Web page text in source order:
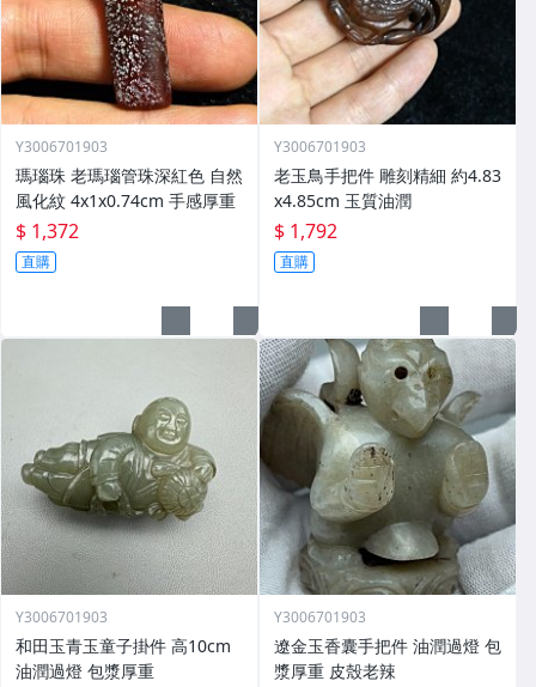
Y3006701903
瑪瑙珠 老瑪瑙管珠深紅色 自然
風化紋 4x1x0.74cm 手感厚重
$ 1,372
直購
Y3006701903
老玉鳥手把件 雕刻精細 約4.83
x4.85cm 玉質油潤
$ 1,792
直購
Y3006701903
和田玉青玉童子掛件 高10cm
油潤過燈 包漿厚重
Y3006701903
遼金玉香囊手把件 油潤過燈 包
漿厚重 皮殼老辣